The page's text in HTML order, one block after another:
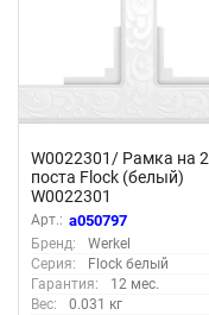
W0022301/ Рамка на 2
поста Flock (белый)
W0022301
Арт.: a050797
Бренд:
Werkel
Серия:
Flock белый
Гарантия:
12 мес.
Вес:
0.031 кг